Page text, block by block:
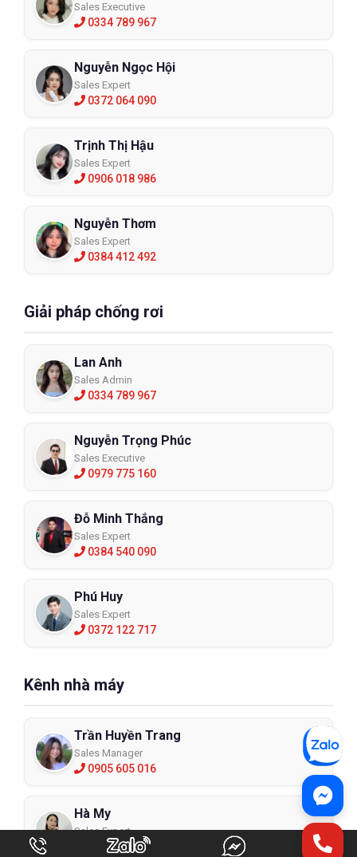
Sales Executive
0334 789 967
Nguyễn Ngọc Hội
Sales Expert
0372 064 090
Trịnh Thị Hậu
Sales Expert
0906 018 986
Nguyễn Thơm
Sales Expert
0384 412 492
Giải pháp chống rơi
Lan Anh
Sales Admin
0334 789 967
Nguyễn Trọng Phúc
Sales Executive
0979 775 160
Đỗ Minh Thắng
Sales Expert
0384 540 090
Phú Huy
Sales Expert
0372 122 717
Kênh nhà máy
Trần Huyền Trang
Sales Manager
0905 605 016
Hà My
Sales Expert
0942 908 098